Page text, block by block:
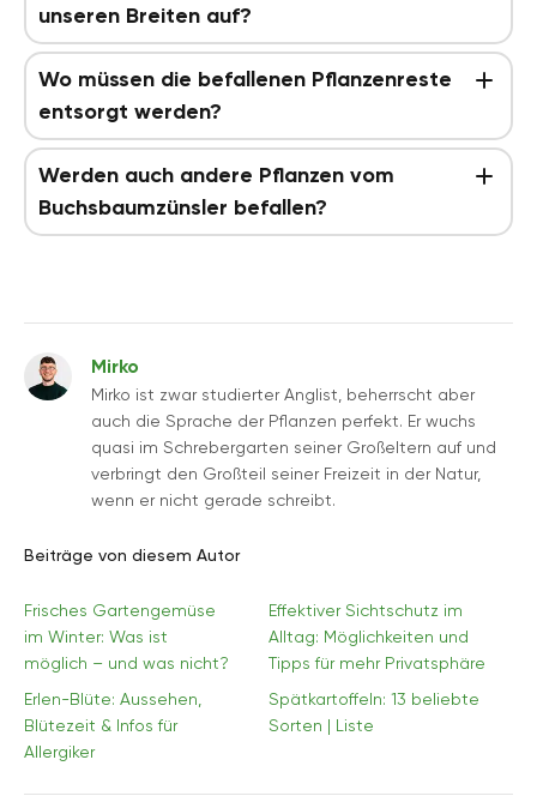
unseren Breiten auf?
Wo müssen die befallenen Pflanzenreste
entsorgt werden?
Werden auch andere Pflanzen vom
Buchsbaumzünsler befallen?
Mirko
Mirko ist zwar studierter Anglist, beherrscht aber
auch die Sprache der Pflanzen perfekt. Er wuchs
quasi im Schrebergarten seiner Großeltern auf und
verbringt den Großteil seiner Freizeit in der Natur,
wenn er nicht gerade schreibt.
Beiträge von diesem Autor
Frisches Gartengemüse
im Winter: Was ist
möglich – und was nicht?
Effektiver Sichtschutz im
Alltag: Möglichkeiten und
Tipps für mehr Privatsphäre
Erlen-Blüte: Aussehen,
Blütezeit & Infos für
Allergiker
Spätkartoffeln: 13 beliebte
Sorten | Liste